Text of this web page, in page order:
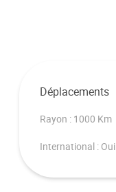
Déplacements
Rayon : 1000 Km
International : Oui